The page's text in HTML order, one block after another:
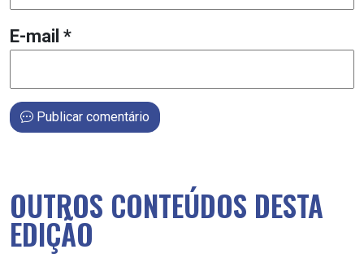
E-mail *
Publicar comentário
OUTROS CONTEÚDOS DESTA
EDIÇÃO